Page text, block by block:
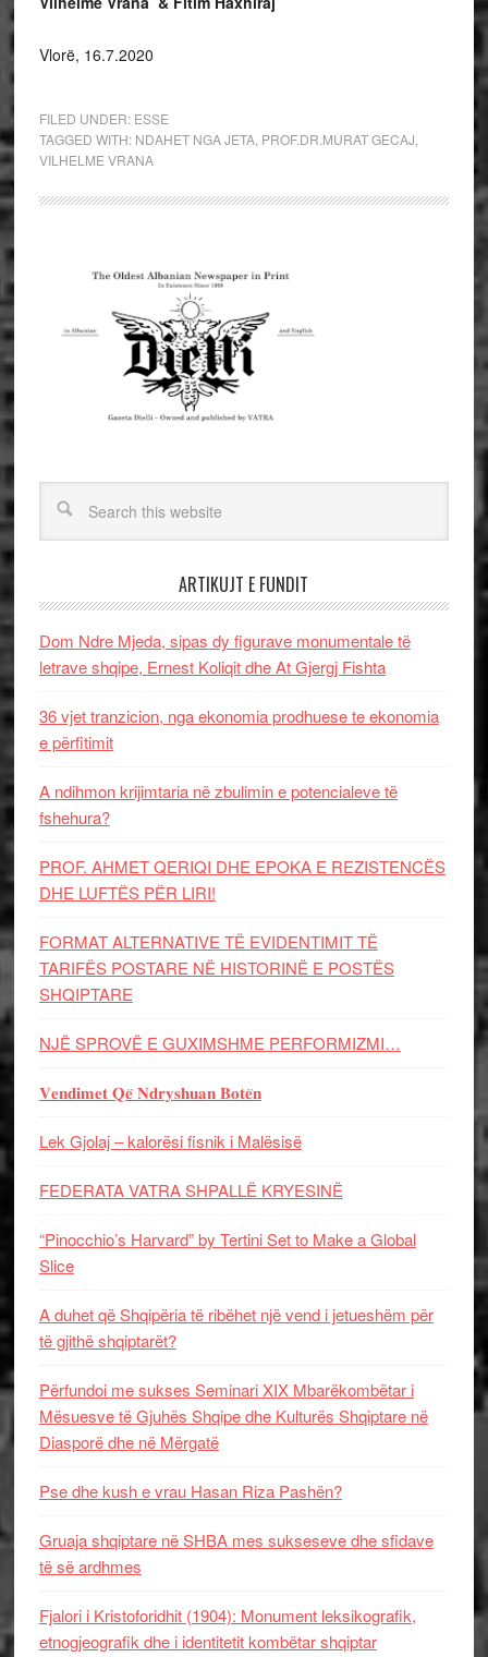
Vlorë, 16.7.2020
FILED UNDER: ESSE
TAGGED WITH: NDAHET NGA JETA, PROF.DR.MURAT GECAJ
VILHELME VRANA
ARTIKUJT E FUNDIT
Dom Ndre Mjeda, sipas dy figurave monumentale të
letrave shqipe, Ernest Koliqit dhe At Gjergj Fishta
36 vjet tranzicion, nga ekonomia prodhuese te ekonomia
e përfitimit
A ndihmon krijimtaria në zbulimin e potencialeve të
fshehura?
PROF. AHMET QERIQI DHE EPOKA E REZISTENCЁS
DHE LUFTЁS PЁR LIRI!
FORMAT ALTERNATIVE TË EVIDENTIMIT TË
TARIFËS POSTARE NË HISTORINË E POSTËS
SHQIPTARE
NJË SPROVË E GUXIMSHME PERFORMIZMI…
𝐕𝐞𝐧𝐝𝐢𝐦𝐞𝐭 𝐐𝐞̈ 𝐍𝐝𝐫𝐲𝐬𝐡𝐮𝐚𝐧 𝐁𝐨𝐭𝐞̈𝐧
Lek Gjolaj – kalorësi fisnik i Malësisë
FEDERATA VATRA SHPALLË KRYESINË
“Pinocchio’s Harvard” by Tertini Set to Make a Global
Slice
A duhet që Shqipëria të ribëhet një vend i jetueshëm për
të gjithë shqiptarët?
Përfundoi me sukses Seminari XIX Mbarëkombëtar i
Mësuesve të Gjuhës Shqipe dhe Kulturës Shqiptare në
Diasporë dhe në Mërgatë
Pse dhe kush e vrau Hasan Riza Pashën?
Gruaja shqiptare në SHBA mes sukseseve dhe sfidave
të së ardhmes
Fjalori i Kristoforidhit (1904): Monument leksikografik,
etnogjeografik dhe i identitetit kombëtar shqiptar